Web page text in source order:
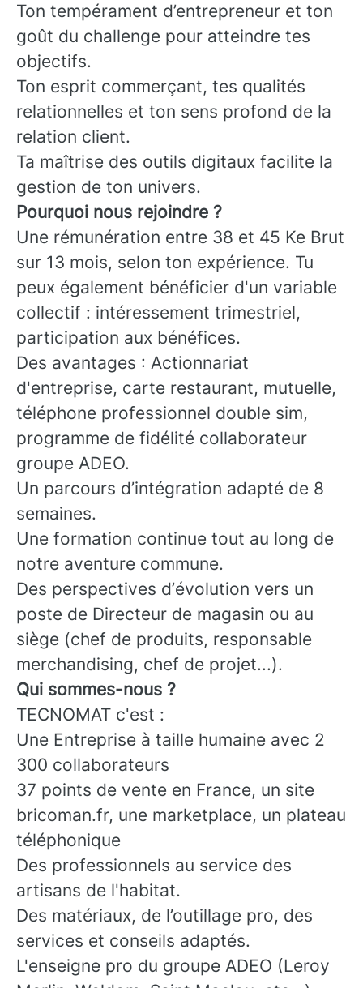
Ton tempérament d’entrepreneur et ton
goût du challenge pour atteindre tes
objectifs.
Ton esprit commerçant, tes qualités
relationnelles et ton sens profond de la
relation client.
Ta maîtrise des outils digitaux facilite la
gestion de ton univers.
Pourquoi nous rejoindre ?
Une rémunération entre 38 et 45 Ke Brut
sur 13 mois, selon ton expérience. Tu
peux également bénéficier d'un variable
collectif : intéressement trimestriel,
participation aux bénéfices.
Des avantages : Actionnariat
d'entreprise, carte restaurant, mutuelle,
téléphone professionnel double sim,
programme de fidélité collaborateur
groupe ADEO.
Un parcours d’intégration adapté de 8
semaines.
Une formation continue tout au long de
notre aventure commune.
Des perspectives d’évolution vers un
poste de Directeur de magasin ou au
siège (chef de produits, responsable
merchandising, chef de projet...).
Qui sommes-nous ?
TECNOMAT c'est :
Une Entreprise à taille humaine avec 2
300 collaborateurs
37 points de vente en France, un site
bricoman.fr, une marketplace, un plateau
téléphonique
Des professionnels au service des
artisans de l'habitat.
Des matériaux, de l’outillage pro, des
services et conseils adaptés.
L'enseigne pro du groupe ADEO (Leroy